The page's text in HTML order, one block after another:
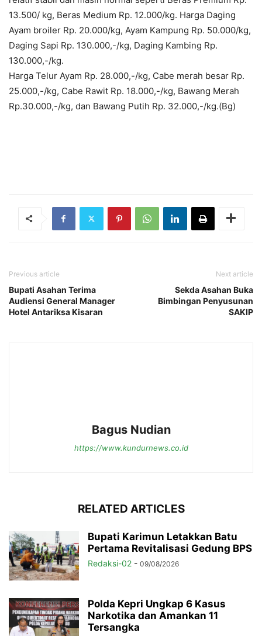
13.500/ kg, Beras Medium Rp. 12.000/kg. Harga Daging
Ayam broiler Rp. 20.000/kg, Ayam Kampung Rp. 50.000/kg,
Daging Sapi Rp. 130.000,-/kg, Daging Kambing Rp.
130.000,-/kg.
Harga Telur Ayam Rp. 28.000,-/kg, Cabe merah besar Rp.
25.000,-/kg, Cabe Rawit Rp. 18.000,-/kg, Bawang Merah
Rp.30.000,-/kg, dan Bawang Putih Rp. 32.000,-/kg.(Bg)
Previous article
Bupati Asahan Terima
Audiensi General Manager
Hotel Antariksa Kisaran
Next article
Sekda Asahan Buka
Bimbingan Penyusunan
SAKIP
Bagus Nudian
https://www.kundurnews.co.id
RELATED ARTICLES
Bupati Karimun Letakkan Batu
Pertama Revitalisasi Gedung BPS
Redaksi-02 - 09/08/2026
Polda Kepri Ungkap 6 Kasus
Narkotika dan Amankan 11
Tersangka